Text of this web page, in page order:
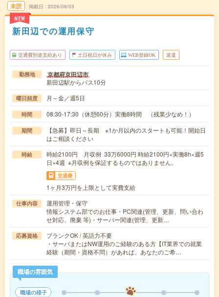
未読
NEW
掲載日 2026/08/03
新田辺での運用保守
交通費別途支給あり 土日祝日が休み WEB登録OK 派遣
勤務地 京都府京田辺市
新田辺駅からバス10分
曜日頻度 月～金／週5日
時間 08:30-17:30（休憩60分）実働8時間 （残業少なめ！）
期間
【急募】即日～長期 ※1か月以内のスタートも可能！開始日
はご相談ください
時給
時給2100円 月収例 33万6000円 時給2100円×実働8h×週5
日×4週 ※月収例を保証するものではありません。
交通費
1ヶ月3万円を上限として実費支給
仕事内容
運用管理・保守
情報システム部でのお仕事・PC関連(管理、更新、問い合わ
せ対応、廃棄 等)・サーバー関連(管理、更新…
応募資格
ブランクOK / 英語力不要
・サーバまたはNW運用のご経験のある方【IT業界での就業
経験（期間・資格不問）があれば、あなたのご希…
職場の雰囲気
職場の様子